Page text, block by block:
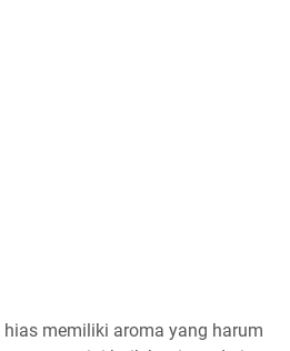
memiliki aroma yang harum